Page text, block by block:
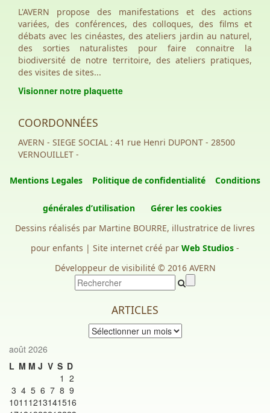
L'AVERN propose des manifestations et des actions
variées, des conférences, des colloques, des films et
débats avec les cinéastes, des ateliers jardin au naturel,
des sorties naturalistes pour faire connaitre la
biodiversité de notre territoire, des ateliers pratiques,
des visites de sites...
Visionner notre plaquette
COORDONNÉES
AVERN - SIEGE SOCIAL : 41 rue Henri DUPONT - 28500
VERNOUILLET -
Mentions Legales Politique de confidentialité Conditions
générales d’utilisation
Gérer les cookies
Dessins réalisés par Martine BOURRE, illustratrice de livres
pour enfants | Site internet créé par Web Studios -
Développeur de visibilité © 2016 AVERN
ARTICLES
Articles
août 2026
L M M J V S D
1 2
3 4 5 6 7 8 9
1011 1213141516